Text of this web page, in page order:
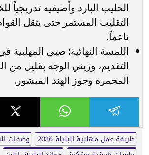
الحليب البارد وأضيفيه تدريجياً
التقليب المستمر حتى يثقل
ناعماً.
اللمسة النهائية: صبي المهلبية
التقديم، وزيني الوجه بقليل من
المحمرة وجوز الهند المبشور.
طريقة عمل مهلبية البليلة 2026
وصفات